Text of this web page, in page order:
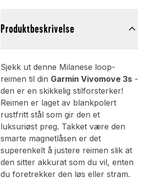
Produktbeskrivelse
Sjekk ut denne Milanese loop-
reimen til din Garmin Vivomove 3s-
den er en skikkelig stilforsterker!
Reimen er laget av blankpolert
rustfritt stål som gir den et
luksuriøst preg. Takket være den
smarte magnetlåsen er det
superenkelt å justere reimen slik at
den sitter akkurat som du vil, enten
du foretrekker den løs eller stram.